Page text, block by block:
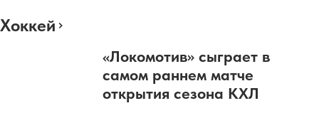
Хоккей
«Локомотив» сыграет в
самом раннем матче
открытия сезона КХЛ